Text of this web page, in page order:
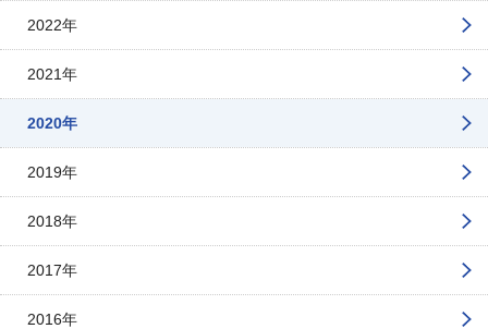
2022年
2021年
2020年
2019年
2018年
2017年
2016年